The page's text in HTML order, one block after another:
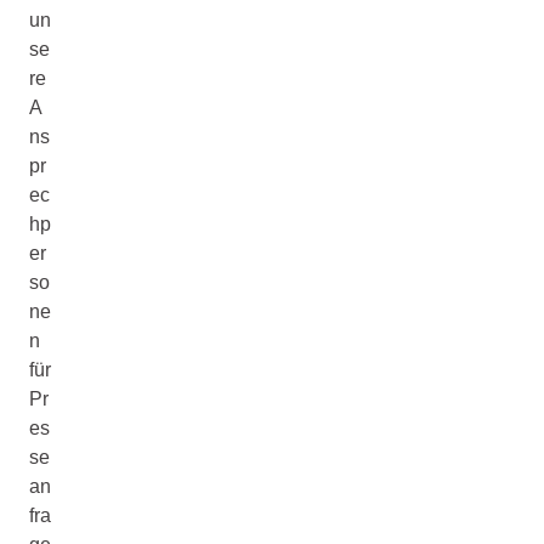
un
se
re
A
ns
pr
ec
hp
er
so
ne
n
für
Pr
es
se
an
fra